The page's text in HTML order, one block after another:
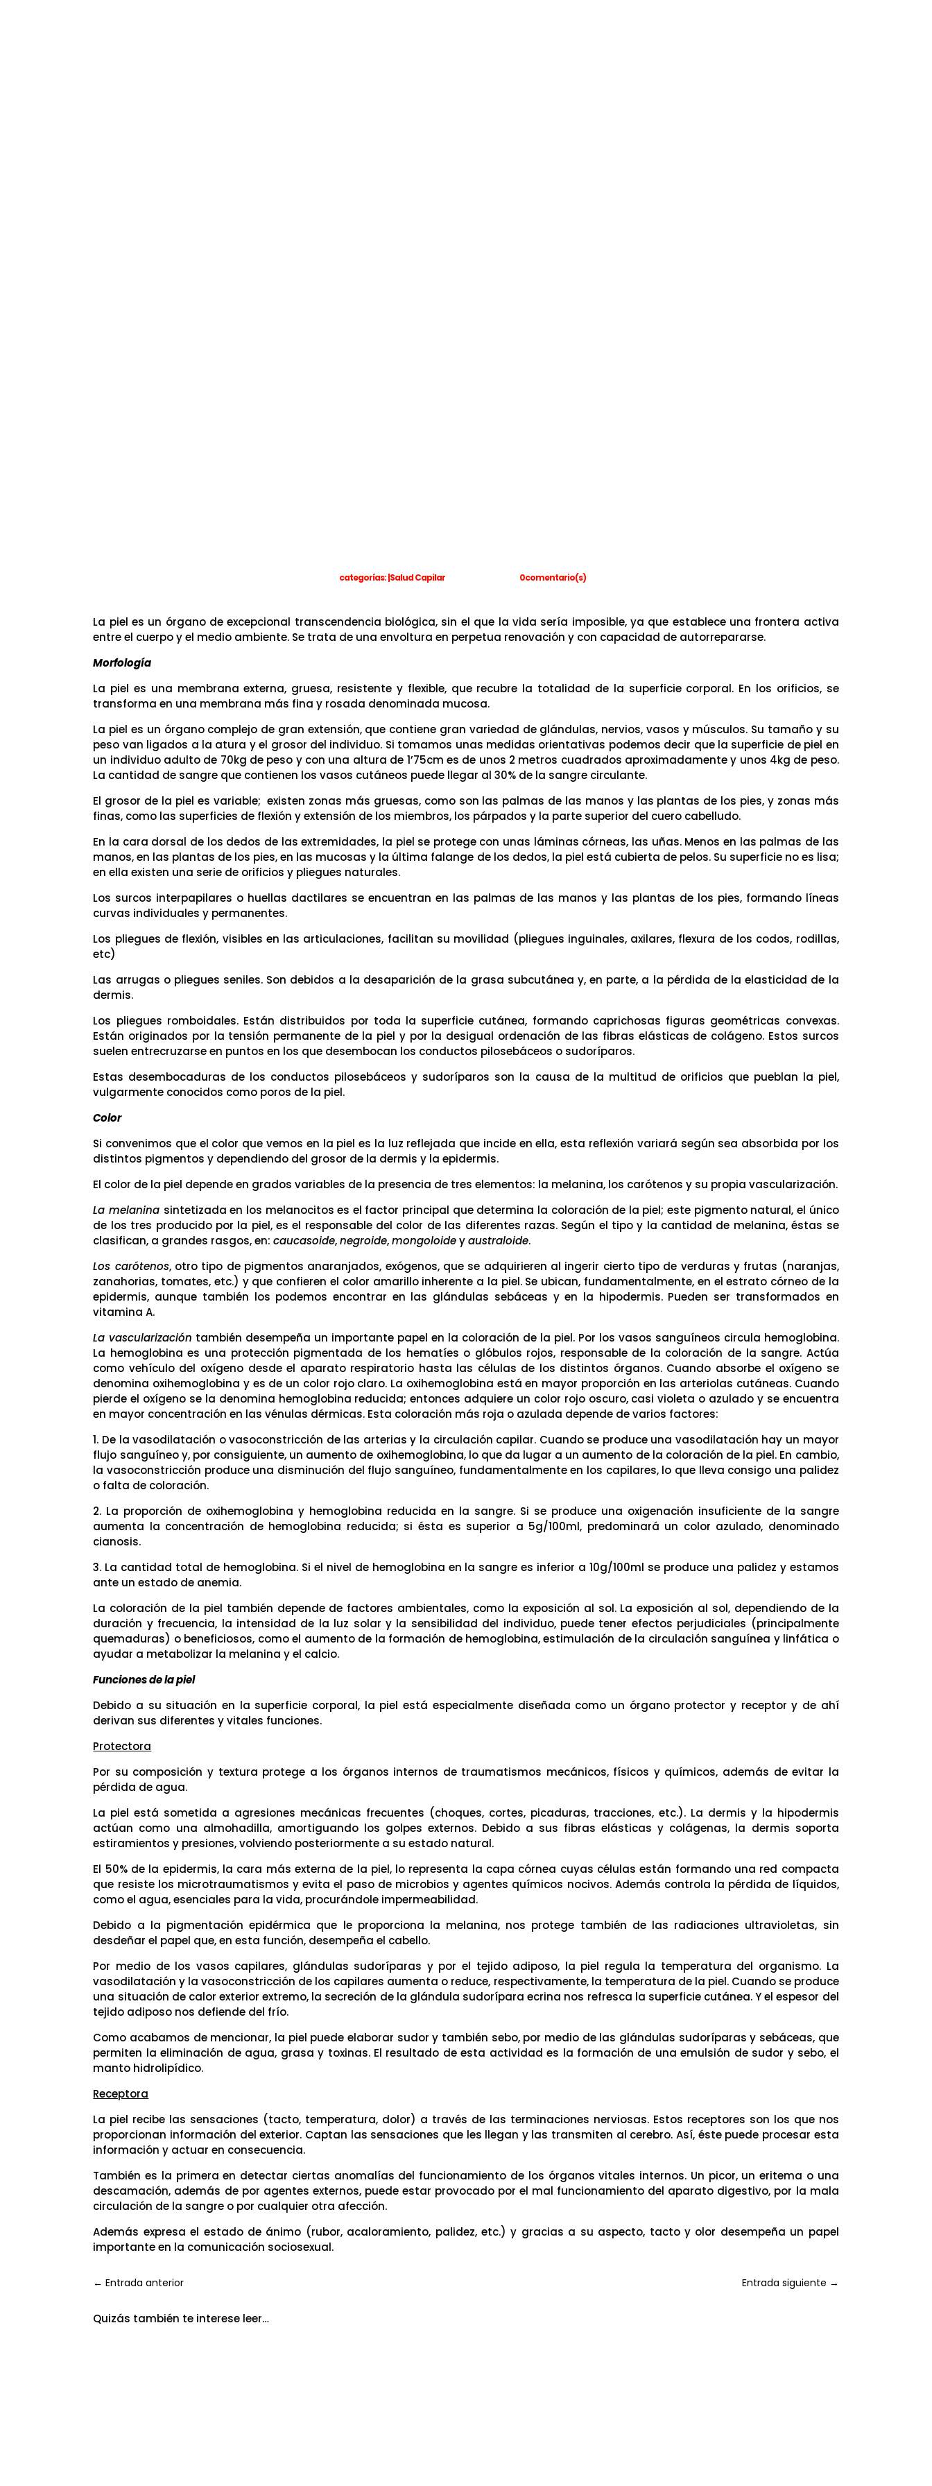
categorías: |Salud Capilar 0comentario(s)
La piel es un órgano de excepcional transcendencia biológica, sin el que la vida sería imposible, ya que establece una frontera activa
entre el cuerpo y el medio ambiente. Se trata de una envoltura en perpetua renovación y con capacidad de autorrepararse.
Morfología
La piel es una membrana externa, gruesa, resistente y flexible, que recubre la totalidad de la superficie corporal. En los orificios, se
transforma en una membrana más fina y rosada denominada mucosa.
La piel es un órgano complejo de gran extensión, que contiene gran variedad de glándulas, nervios, vasos y músculos. Su tamaño y su
peso van ligados a la atura y el grosor del individuo. Si tomamos unas medidas orientativas podemos decir que la superficie de piel en
un individuo adulto de 70kg de peso y con una altura de 1’75cm es de unos 2 metros cuadrados aproximadamente y unos 4kg de peso.
La cantidad de sangre que contienen los vasos cutáneos puede llegar al 30% de la sangre circulante.
El grosor de la piel es variable; existen zonas más gruesas, como son las palmas de las manos y las plantas de los pies, y zonas más
finas, como las superficies de flexión y extensión de los miembros, los párpados y la parte superior del cuero cabelludo.
En la cara dorsal de los dedos de las extremidades, la piel se protege con unas láminas córneas, las uñas. Menos en las palmas de las
manos, en las plantas de los pies, en las mucosas y la última falange de los dedos, la piel está cubierta de pelos. Su superficie no es lisa;
en ella existen una serie de orificios y pliegues naturales.
Los surcos interpapilares o huellas dactilares se encuentran en las palmas de las manos y las plantas de los pies, formando líneas
curvas individuales y permanentes.
Los pliegues de flexión, visibles en las articulaciones, facilitan su movilidad (pliegues inguinales, axilares, flexura de los codos, rodillas,
etc)
Las arrugas o pliegues seniles. Son debidos a la desaparición de la grasa subcutánea y, en parte, a la pérdida de la elasticidad de la
dermis.
Los pliegues romboidales. Están distribuidos por toda la superficie cutánea, formando caprichosas figuras geométricas convexas.
Están originados por la tensión permanente de la piel y por la desigual ordenación de las fibras elásticas de colágeno. Estos surcos
suelen entrecruzarse en puntos en los que desembocan los conductos pilosebáceos o sudoríparos.
Estas desembocaduras de los conductos pilosebáceos y sudoríparos son la causa de la multitud de orificios que pueblan la piel,
vulgarmente conocidos como poros de la piel.
Color
Si convenimos que el color que vemos en la piel es la luz reflejada que incide en ella, esta reflexión variará según sea absorbida por los
distintos pigmentos y dependiendo del grosor de la dermis y la epidermis.
El color de la piel depende en grados variables de la presencia de tres elementos: la melanina, los carótenos y su propia vascularización.
La melanina sintetizada en los melanocitos es el factor principal que determina la coloración de la piel; este pigmento natural, el único
de los tres producido por la piel, es el responsable del color de las diferentes razas. Según el tipo y la cantidad de melanina, éstas se
clasifican, a grandes rasgos, en:caucasoide,negroide,mongoloideyaustraloide.
Los carótenos, otro tipo de pigmentos anaranjados, exógenos, que se adquirieren al ingerir cierto tipo de verduras y frutas (naranjas,
zanahorias, tomates, etc.) y que confieren el color amarillo inherente a la piel. Se ubican, fundamentalmente, en el estrato córneo de la
epidermis, aunque también los podemos encontrar en las glándulas sebáceas y en la hipodermis. Pueden ser transformados en
vitamina A.
La vascularización también desempeña un importante papel en la coloración de la piel. Por los vasos sanguíneos circula hemoglobina.
La hemoglobina es una protección pigmentada de los hematíes o glóbulos rojos, responsable de la coloración de la sangre. Actúa
como vehículo del oxígeno desde el aparato respiratorio hasta las células de los distintos órganos. Cuando absorbe el oxígeno se
denomina oxihemoglobina y es de un color rojo claro. La oxihemoglobina está en mayor proporción en las arteriolas cutáneas. Cuando
pierde el oxígeno se la denomina hemoglobina reducida; entonces adquiere un color rojo oscuro, casi violeta o azulado y se encuentra
en mayor concentración en las vénulas dérmicas. Esta coloración más roja o azulada depende de varios factores:
1. De la vasodilatación o vasoconstricción de las arterias y la circulación capilar. Cuando se produce una vasodilatación hay un mayor
flujo sanguíneo y, por consiguiente, un aumento de oxihemoglobina, lo que da lugar a un aumento de la coloración de la piel. En cambio,
la vasoconstricción produce una disminución del flujo sanguíneo, fundamentalmente en los capilares, lo que lleva consigo una palidez
o falta de coloración.
2. La proporción de oxihemoglobina y hemoglobina reducida en la sangre. Si se produce una oxigenación insuficiente de la sangre
aumenta la concentración de hemoglobina reducida; si ésta es superior a 5g/100ml, predominará un color azulado, denominado
cianosis.
3. La cantidad total de hemoglobina. Si el nivel de hemoglobina en la sangre es inferior a 10g/100ml se produce una palidez y estamos
ante un estado de anemia.
La coloración de la piel también depende de factores ambientales, como la exposición al sol. La exposición al sol, dependiendo de la
duración y frecuencia, la intensidad de la luz solar y la sensibilidad del individuo, puede tener efectos perjudiciales (principalmente
quemaduras) o beneficiosos, como el aumento de la formación de hemoglobina, estimulación de la circulación sanguínea y linfática o
ayudar a metabolizar la melanina y el calcio.
Funciones de la piel
Debido a su situación en la superficie corporal, la piel está especialmente diseñada como un órgano protector y receptor y de ahí
derivan sus diferentes y vitales funciones.
Protectora
Por su composición y textura protege a los órganos internos de traumatismos mecánicos, físicos y químicos, además de evitar la
pérdida de agua.
La piel está sometida a agresiones mecánicas frecuentes (choques, cortes, picaduras, tracciones, etc.). La dermis y la hipodermis
actúan como una almohadilla, amortiguando los golpes externos. Debido a sus fibras elásticas y colágenas, la dermis soporta
estiramientos y presiones, volviendo posteriormente a su estado natural.
El 50% de la epidermis, la cara más externa de la piel, lo representa la capa córnea cuyas células están formando una red compacta
que resiste los microtraumatismos y evita el paso de microbios y agentes químicos nocivos. Además controla la pérdida de líquidos,
como el agua, esenciales para la vida, procurándole impermeabilidad.
Debido a la pigmentación epidérmica que le proporciona la melanina, nos protege también de las radiaciones ultravioletas, sin
desdeñar el papel que, en esta función, desempeña el cabello.
Por medio de los vasos capilares, glándulas sudoríparas y por el tejido adiposo, la piel regula la temperatura del organismo. La
vasodilatación y la vasoconstricción de los capilares aumenta o reduce, respectivamente, la temperatura de la piel. Cuando se produce
una situación de calor exterior extremo, la secreción de la glándula sudorípara ecrina nos refresca la superficie cutánea. Y el espesor del
tejido adiposo nos defiende del frío.
Como acabamos de mencionar, la piel puede elaborar sudor y también sebo, por medio de las glándulas sudoríparas y sebáceas, que
permiten la eliminación de agua, grasa y toxinas. El resultado de esta actividad es la formación de una emulsión de sudor y sebo, el
manto hidrolipídico.
Receptora
La piel recibe las sensaciones (tacto, temperatura, dolor) a través de las terminaciones nerviosas. Estos receptores son los que nos
proporcionan información del exterior. Captan las sensaciones que les llegan y las transmiten al cerebro. Así, éste puede procesar esta
información y actuar en consecuencia.
También es la primera en detectar ciertas anomalías del funcionamiento de los órganos vitales internos. Un picor, un eritema o una
descamación, además de por agentes externos, puede estar provocado por el mal funcionamiento del aparato digestivo, por la mala
circulación de la sangre o por cualquier otra afección.
Además expresa el estado de ánimo (rubor, acaloramiento, palidez, etc.) y gracias a su aspecto, tacto y olor desempeña un papel
importante en la comunicación sociosexual.
←Entrada anterior Entrada siguiente →
Quizás también te interese leer…